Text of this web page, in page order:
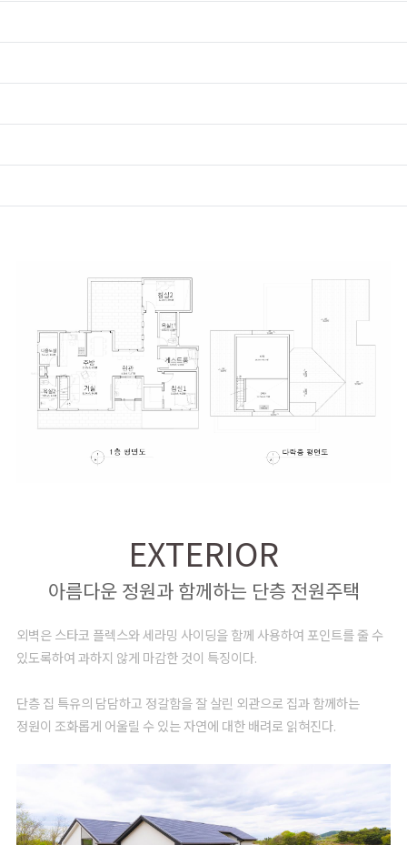
EXTERIOR
아름다운 정원과 함께하는 단층 전원주택
외벽은 스타코 플렉스와 세라밍 사이딩을 함께 사용하여 포인트를 줄 수
있도록하여 과하지 않게 마감한 것이 특징이다.
단층 집 특유의 담담하고 정갈함을 잘 살린 외관으로 집과 함께하는
정원이 조화롭게 어울릴 수 있는 자연에 대한 배려로 읽혀진다.